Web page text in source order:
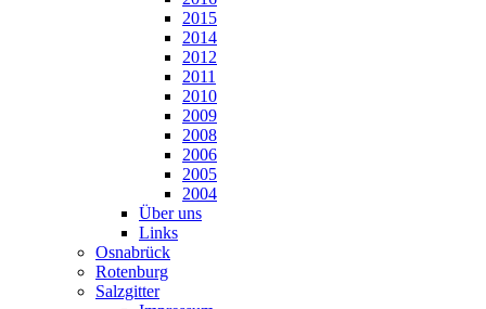
2015
2014
2012
2011
2010
2009
2008
2006
2005
2004
Über uns
Links
Osnabrück
Rotenburg
Salzgitter